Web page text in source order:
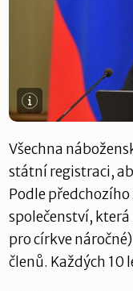
Všechna
státní registraci,
Podle
společenství,
pro církve
členů. Každých 10